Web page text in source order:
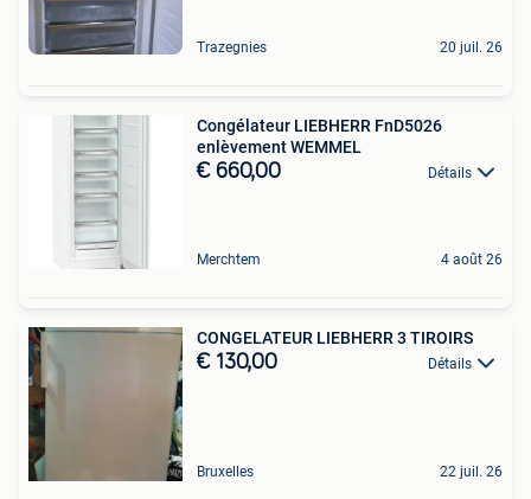
Trazegnies 20 juil. 26
Congélateur LIEBHERR FnD5026
enlèvement WEMMEL
€ 660,00 Détails
Merchtem 4 août 26
CONGELATEUR LIEBHERR 3 TIROIRS
€ 130,00 Détails
Bruxelles 22 juil. 26